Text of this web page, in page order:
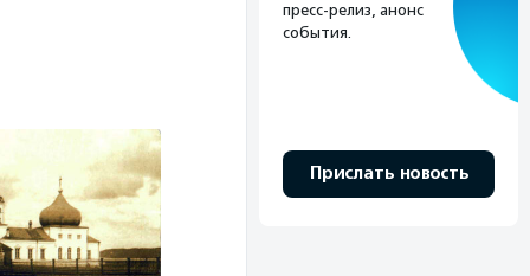
пресс-релиз, анонс
события.
Прислать новость